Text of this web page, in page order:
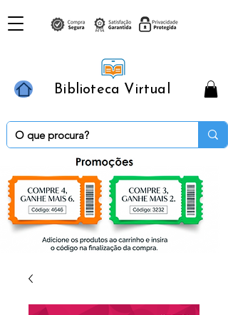
Biblioteca Virtual